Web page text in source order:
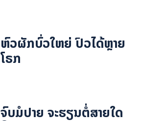
ຫົວຜັກບົ່ວໃຫຍ່ ປົວໄດ້ຫຼາຍ
ໂຣກ
ຈົບມໍປາຍ ຈະຮຽນຕໍ່ສາຍໃດ